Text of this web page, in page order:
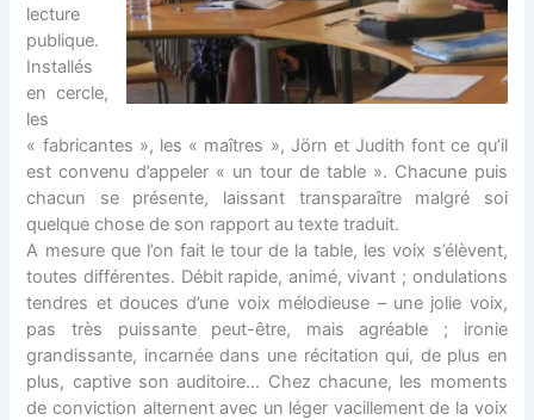
lecture
publique.
Installés
en cercle,
les
« fabricantes », les « maîtres », Jörn et Judith font ce qu’il
est convenu d’appeler « un tour de table ». Chacune puis
chacun se présente, laissant transparaître malgré soi
quelque chose de son rapport au texte traduit.
A mesure que l’on fait le tour de la table, les voix s’élèvent,
toutes différentes. Débit rapide, animé, vivant ; ondulations
tendres et douces d’une voix mélodieuse – une jolie voix,
pas très puissante peut-être, mais agréable ; ironie
grandissante, incarnée dans une récitation qui, de plus en
plus, captive son auditoire… Chez chacune, les moments
de conviction alternent avec un léger vacillement de la voix